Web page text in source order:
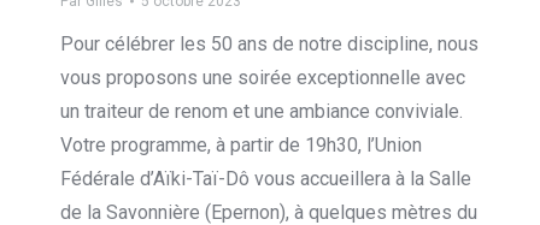
Pour célébrer les 50 ans de notre discipline, nous
vous proposons une soirée exceptionnelle avec
un traiteur de renom et une ambiance conviviale.
Votre programme, à partir de 19h30, l’Union
Fédérale d’Aïki-Taï-Dô vous accueillera à la Salle
de la Savonnière (Epernon), à quelques mètres du